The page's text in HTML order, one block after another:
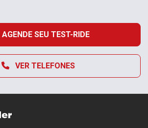
VER TELEFONES
AGENDE SEU TEST-RIDE